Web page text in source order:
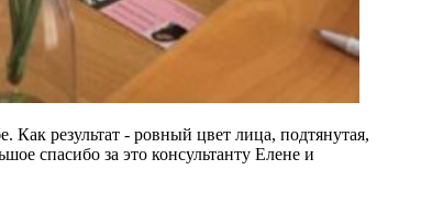
Как результат - ровный цвет лица, подтянутая,
спасибо за это консультанту Елене и